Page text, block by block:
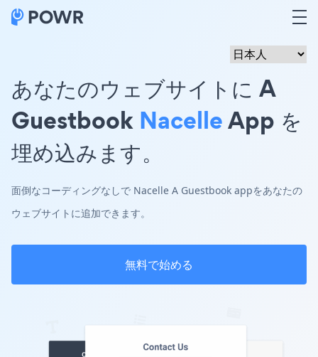
あなたのウェブサイトに A
Guestbook NacelleApp を
埋め込みます。
面倒なコーディングなしで Nacelle A Guestbook appをあなたの
ウェブサイトに追加できます。
無料で始める